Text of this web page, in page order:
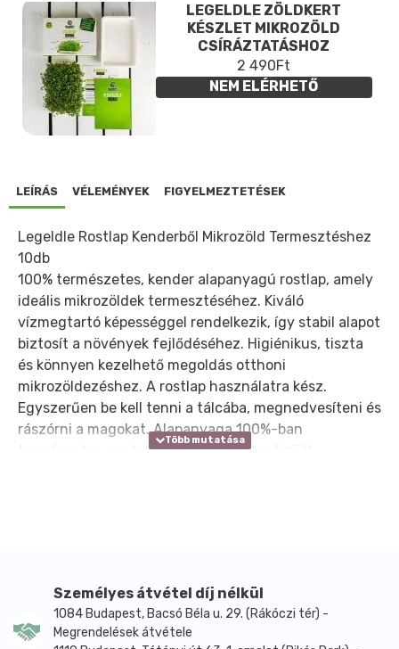
LEGELDLE ZÖLDKERT
KÉSZLET MIKROZÖLD
CSÍRÁZTATÁSHOZ
2 490Ft
NEM ELÉRHETŐ
LEÍRÁS VÉLEMÉNYEK FIGYELMEZTETÉSEK
Legeldle Rostlap Kenderből Mikrozöld Termesztéshez
10db
100% természetes, kender alapanyagú rostlap, amely
ideális mikrozöldek termesztéséhez. Kiváló
vízmegtartó képességgel rendelkezik, így stabil alapot
biztosít a növények fejlődéséhez. Higiénikus, tiszta
és könnyen kezelhető megoldás otthoni
mikrozöldezéshez. A rostlap használatra kész.
Egyszerűen be kell tenni a tálcába, megnedvesíteni és
rászórni a magokat. Alapanyaga 100%-ban
természetes eredetű kenderrost ellenőrzött,
kompatibilis.
Személyes átvétel díj nélkül
1084 Budapest, Bacsó Béla u. 29. (Rákóczi tér) -
Megrendelések átvétele